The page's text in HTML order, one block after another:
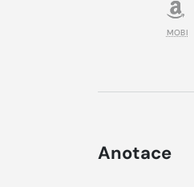
MOBI
Anotace